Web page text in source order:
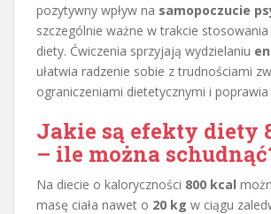
pozytywny wpływ na samopoczucie
szczególnie ważne w trakcie
diety. Ćwiczenia sprzyjają wydzielaniu
ułatwia radzenie sobie z trudnościami
ograniczeniami dietetycznymi i
Jakie są efekty diety
– ile można
Na diecie o kaloryczności 800 kcal
masę ciała nawet o 20 kg w ciągu